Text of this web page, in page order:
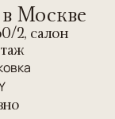
Москве
2, салон